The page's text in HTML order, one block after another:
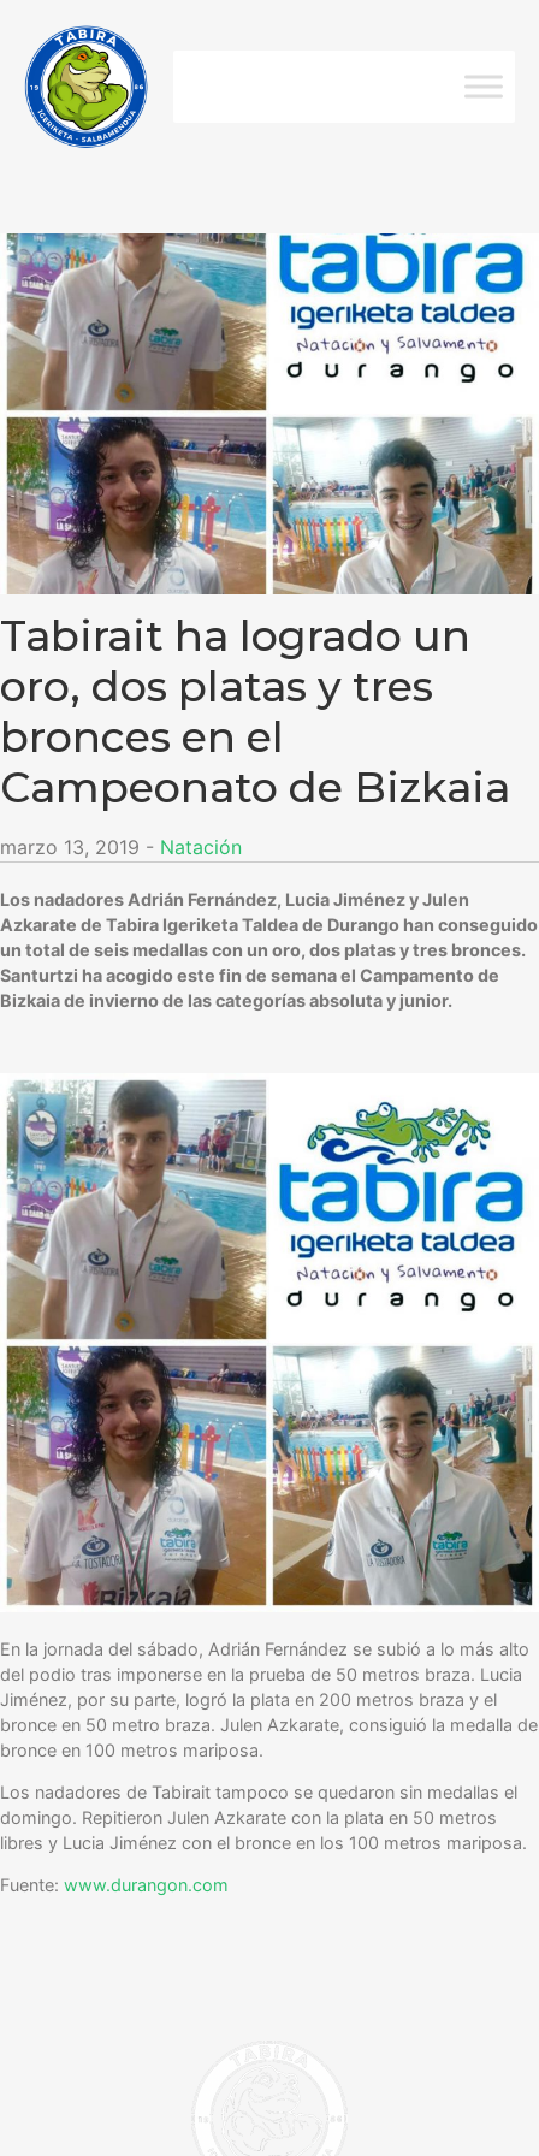
Tabirait ha logrado un
oro, dos platas y tres
bronces en el
Campeonato de Bizkaia
marzo 13, 2019 - Natación
Los nadadores Adrián Fernández, Lucia Jiménez y Julen
Azkarate de Tabira Igeriketa Taldea de Durango han conseguido
un total de seis medallas con un oro, dos platas y tres bronces.
Santurtzi ha acogido este fin de semana el Campamento de
Bizkaia de invierno de las categorías absoluta y junior.
En la jornada del sábado, Adrián Fernández se subió a lo más alto
del podio tras imponerse en la prueba de 50 metros braza. Lucia
Jiménez, por su parte, logró la plata en 200 metros braza y el
bronce en 50 metro braza. Julen Azkarate, consiguió la medalla de
bronce en 100 metros mariposa.
Los nadadores de Tabirait tampoco se quedaron sin medallas el
domingo. Repitieron Julen Azkarate con la plata en 50 metros
libres y Lucia Jiménez con el bronce en los 100 metros mariposa.
Fuente: www.durangon.com